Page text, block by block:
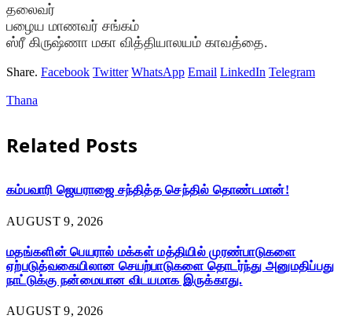
தலைவர்
பழைய மாணவர் சங்கம்
ஸ்ரீ கிருஷ்ணா மகா வித்தியாலயம் காவத்தை.
Share. Facebook Twitter WhatsApp Email LinkedIn Telegram
Thana
Related Posts
கம்பவாரி ஜெயராஜை சந்தித்த செந்தில் தொண்டமான்!
AUGUST 9, 2026
மதங்களின் பெயரால் மக்கள் மத்தியில் முரண்பாடுகளை
ஏற்படுத்வகையிலான செயற்பாடுகளை தொடர்ந்து அனுமதிப்பது
நாட்டுக்கு நன்மையான விடயமாக இருக்காது.
AUGUST 9, 2026